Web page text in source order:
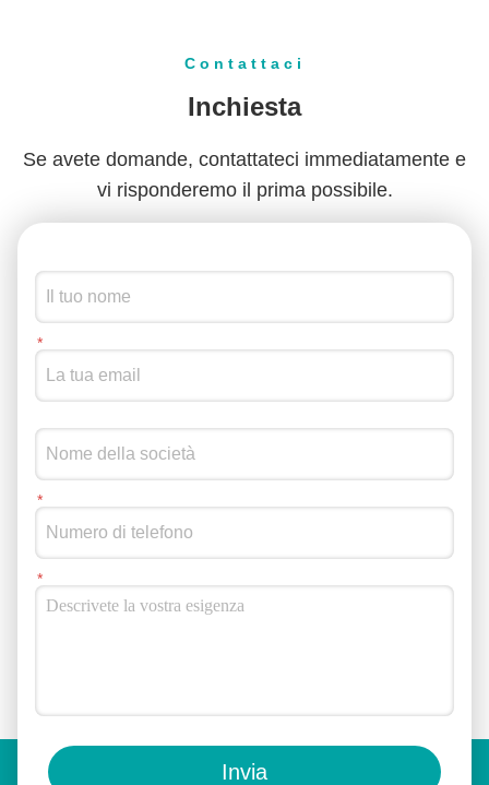
Contattaci
Inchiesta
Se avete domande, contattateci immediatamente e
vi risponderemo il prima possibile.
Invia
Puoi anche seguirci sui social media.